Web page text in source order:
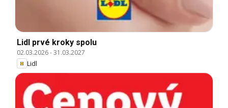
Lidl prvé kroky spolu
02.03.2026-31.03.2027
Lidl